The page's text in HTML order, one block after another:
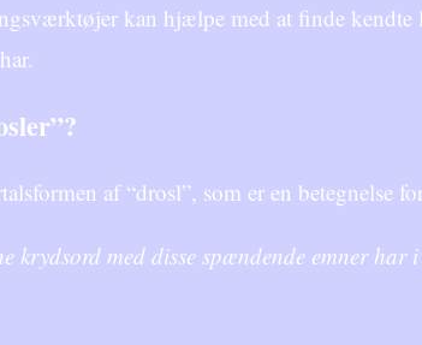
kan hjælpe med at finde
af “drosl”, som er en betegnelse
krydsord med disse spændende emner har